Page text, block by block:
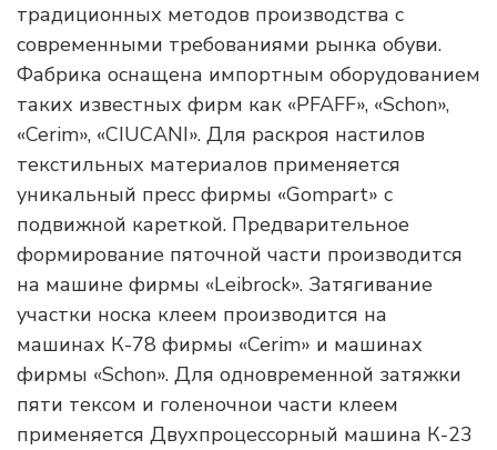
традиционных методов производства с
современными требованиями рынка обуви.
Фабрика оснащена импортным оборудованием
таких известных фирм как «PFAFF», «Schon»,
«Cerim», «CIUCANI». Для раскроя настилов
текстильных материалов применяется
уникальный пресс фирмы «Gompart» с
подвижной кареткой. Предварительное
формирование пяточной части производится
на машине фирмы «Leibrock». Затягивание
участки носка клеем производится на
машинах К-78 фирмы «Cerim» и машинах
фирмы «Schon». Для одновременной затяжки
пяти тексом и голеночнои части клеем
применяется Двухпроцессорный машина К-23